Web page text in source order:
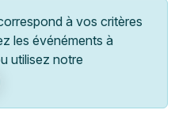
à vos critères
les événéments à
utilisez notre